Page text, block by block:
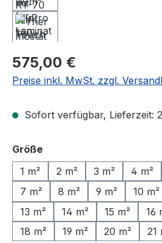
Regulärer Preis:
575,00 €
Preise inkl. MwSt. zzgl.
Sofort verfügbar, Lieferzeit:
Größeauswählen
1 m²
2 m² 3 m² 4 m²
7 m²
8 m² 9 m² 10 m²
13 m²
14 m² 15 m² 16
18 m²
19 m² 20 m² 21